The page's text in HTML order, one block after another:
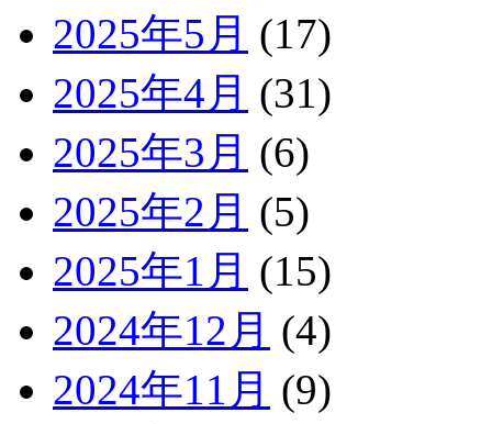
2025年5月 (17)
2025年4月 (31)
2025年3月 (6)
2025年2月 (5)
2025年1月 (15)
2024年12月 (4)
2024年11月 (9)